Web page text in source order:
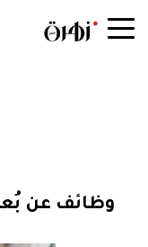
وظائف عن بُعد